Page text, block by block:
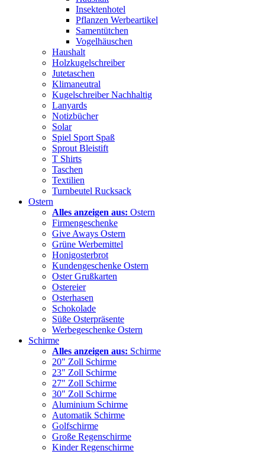
Insektenhotel
Pflanzen Werbeartikel
Samentütchen
Vogelhäuschen
Haushalt
Holzkugelschreiber
Jutetaschen
Klimaneutral
Kugelschreiber Nachhaltig
Lanyards
Notizbücher
Solar
Spiel Sport Spaß
Sprout Bleistift
T Shirts
Taschen
Textilien
Turnbeutel Rucksack
Ostern
Alles anzeigen aus: Ostern
Firmengeschenke
Give Aways Ostern
Grüne Werbemittel
Honigosterbrot
Kundengeschenke Ostern
Oster Grußkarten
Ostereier
Osterhasen
Schokolade
Süße Osterpräsente
Werbegeschenke Ostern
Schirme
Alles anzeigen aus: Schirme
20" Zoll Schirme
23" Zoll Schirme
27" Zoll Schirme
30" Zoll Schirme
Aluminium Schirme
Automatik Schirme
Golfschirme
Große Regenschirme
Kinder Regenschirme